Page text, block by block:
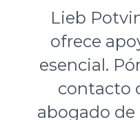
Lieb
ofrece
esencial.
contacto
abogado de